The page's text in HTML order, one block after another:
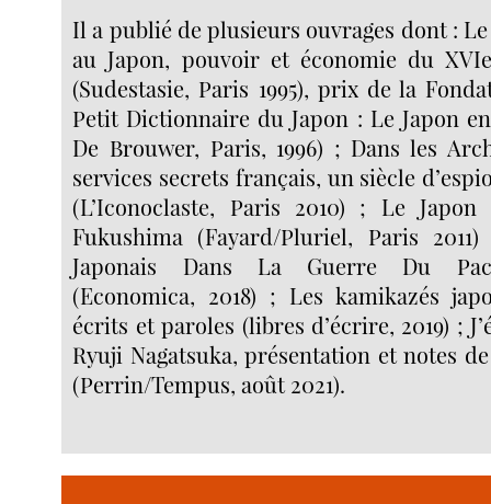
Il a publié de plusieurs ouvrages dont :
au Japon, pouvoir et économie du
(Sudestasie, Paris 1995), prix de la
Petit Dictionnaire du Japon : Le Japon
De Brouwer, Paris, 1996) ; Dans les
services secrets français, un siècle
(L’Iconoclaste, Paris 2010) ; Le
Fukushima (Fayard/Pluriel, Paris
Japonais Dans La Guerre Du
(Economica, 2018) ; Les kamikazés
écrits et paroles (libres d’écrire, 2019) ;
Ryuji Nagatsuka, présentation et notes
(Perrin/Tempus, août 2021).